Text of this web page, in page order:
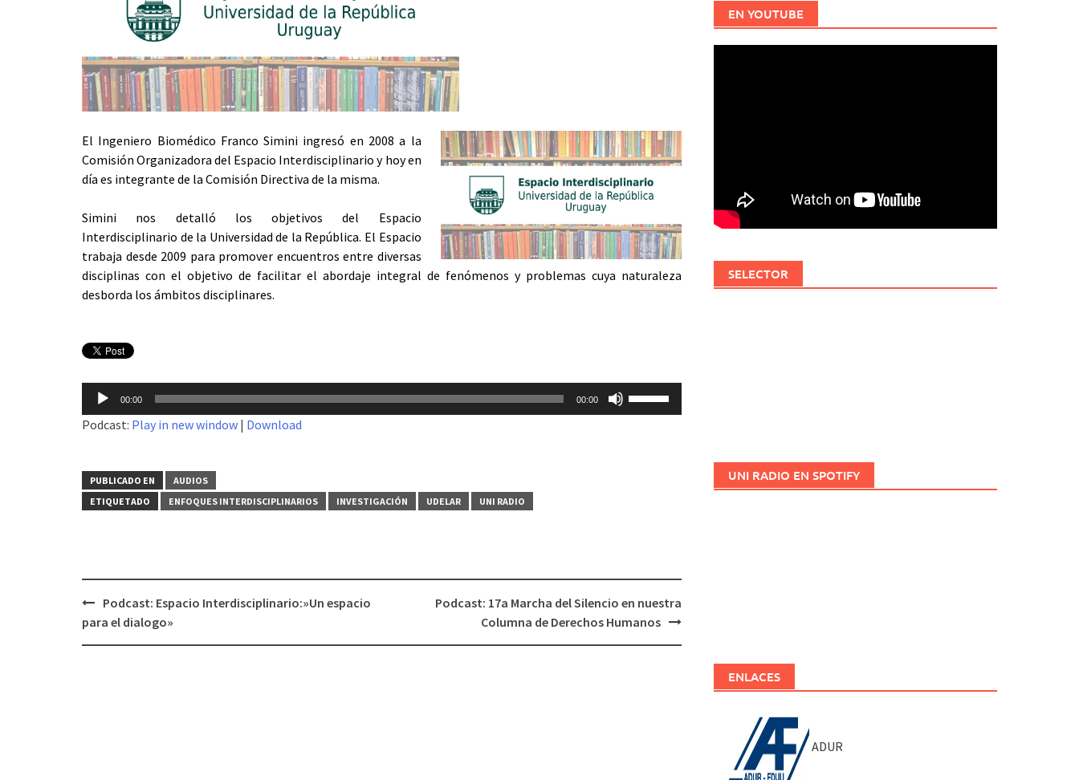
El Ingeniero Biomédico Franco Simini ingresó en 2008 a la
Comisión Organizadora del Espacio Interdisciplinario y hoy en
día es integrante de la Comisión Directiva de la misma.
Simini nos detalló los objetivos del Espacio
Interdisciplinario de la Universidad de la República. El Espacio
trabaja desde 2009 para promover encuentros entre diversas
disciplinas con el objetivo de facilitar el abordaje integral de fenómenos y problemas cuya naturaleza
desborda los ámbitos disciplinares.
Reproductor
de
audio
00:00 00:00
el
volumen.
Podcast: Play in new window | Download
PUBLICADO EN
AUDIOS
ETIQUETADO
ENFOQUES INTERDISCIPLINARIOS INVESTIGACIÓN UDELAR UNI RADIO
Navegación
de
Podcast: Espacio Interdisciplinario:»Un espacio
para el dialogo»
Podcast: 17a Marcha del Silencio en nuestra
Columna de Derechos Humanos
EN YOUTUBE
SELECTOR
UNI RADIO EN SPOTIFY
ENLACES
ADUR